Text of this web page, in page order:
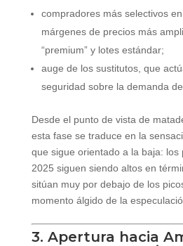
compradores más selectivos
márgenes de precios más
“premium” y lotes estándar;
auge de los sustitutos, que
seguridad sobre la demanda de
Desde el punto de vista de
esta fase se traduce en la
que sigue orientado a la baja: los
2025 siguen siendo altos en
sitúan muy por debajo de los
momento álgido de la
3. Apertura hacia